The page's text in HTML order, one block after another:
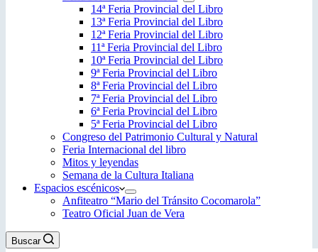
14ª Feria Provincial del Libro
13ª Feria Provincial del Libro
12ª Feria Provincial del Libro
11ª Feria Provincial del Libro
10ª Feria Provincial del Libro
9ª Feria Provincial del Libro
8ª Feria Provincial del Libro
7ª Feria Provincial del Libro
6ª Feria Provincial del Libro
5ª Feria Provincial del Libro
Congreso del Patrimonio Cultural y Natural
Feria Internacional del libro
Mitos y leyendas
Semana de la Cultura Italiana
Espacios escénicos
Anfiteatro “Mario del Tránsito Cocomarola”
Teatro Oficial Juan de Vera
Buscar